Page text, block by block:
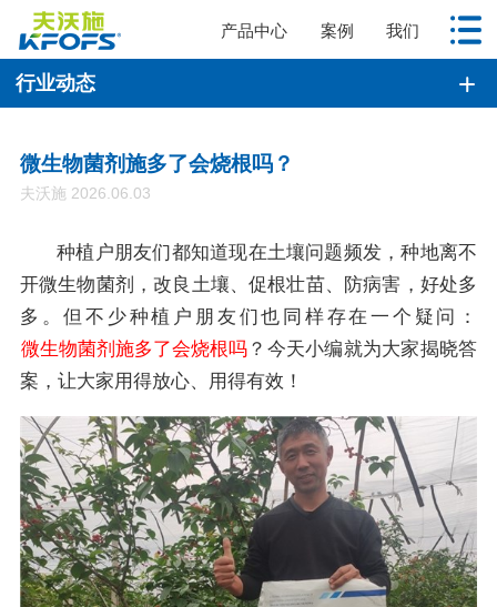
产品中心 案例 我们
行业动态
微生物菌剂施多了会烧根吗？
夫沃施 2026.06.03
种植户朋友们都知道现在土壤问题频发，种地离不
开微生物菌剂，改良土壤、促根壮苗、防病害，好处多
多。但不少种植户朋友们也同样存在一个疑问：
微生物菌剂施多了会烧根吗 ？今天小编就为大家揭晓答
案，让大家用得放心、用得有效！